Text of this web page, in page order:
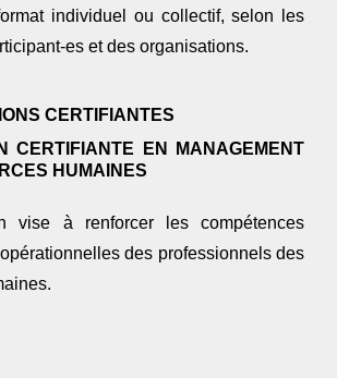
individuel ou collectif, selon les
es et des organisations.
CERTIFIANTES
CERTIFIANTE EN MANAGEMENT
HUMAINES
vise à renforcer les compétences
des professionnels des